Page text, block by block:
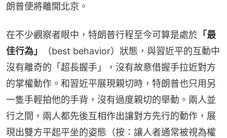
朗普便將離開北京。
在不少觀察者眼中，特朗普行程至今可算是處於 「最
佳行為」
（best behavior）狀態，與習近平的互動中
沒有離奇的「超長握手」，沒有故意借握手拉近對方
的掌權動作。和習近平展現親切時，特朗普也只用另
一隻手輕拍他的手背，沒有過度親切的舉動。兩人並
行之間，兩人都先後互相作出讓對方先行的動作，展
現出雙方平起平坐的姿態（按：讓人者通常被視為權